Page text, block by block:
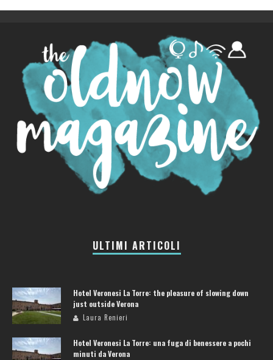
ULTIMI ARTICOLI
Hotel Veronesi La Torre: the pleasure of slowing down
just outside Verona
Laura Renieri
Hotel Veronesi La Torre: una fuga di benessere a pochi
minuti da Verona